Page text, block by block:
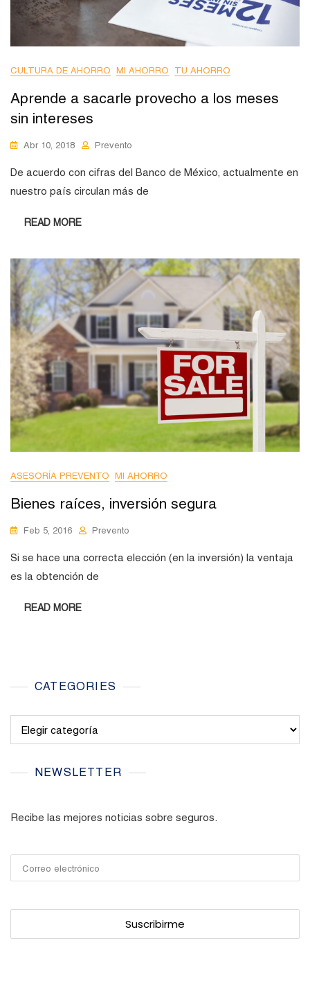
CULTURA DE AHORRO MI AHORRO TU AHORRO
Aprende a sacarle provecho a los meses
sin intereses
Abr 10, 2018 Prevento
De acuerdo con cifras del Banco de México, actualmente en
nuestro país circulan más de
READ MORE
ASESORÍA PREVENTO MI AHORRO
Bienes raíces, inversión segura
Feb 5, 2016 Prevento
Si se hace una correcta elección (en la inversión) la ventaja
es la obtención de
READ MORE
CATEGORIES
NEWSLETTER
Recibe las mejores noticias sobre seguros.